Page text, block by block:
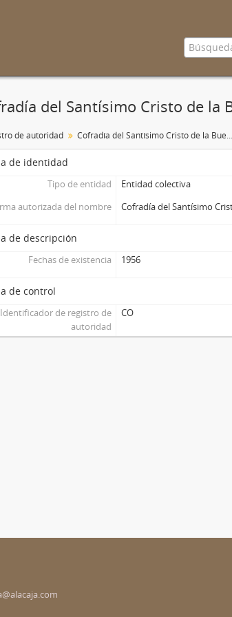
del Santísimo Cristo de la
de autoridad Cofradía del Santísimo Cristo de la Buena Muerte y Virgen de las Lágrimas
de identidad
Tipo de entidad
Entidad colectiva
autorizada del nombre
Cofradía del Santísimo
de descripción
Fechas de existencia 1956
de control
Identificador de registro de
autoridad
CO